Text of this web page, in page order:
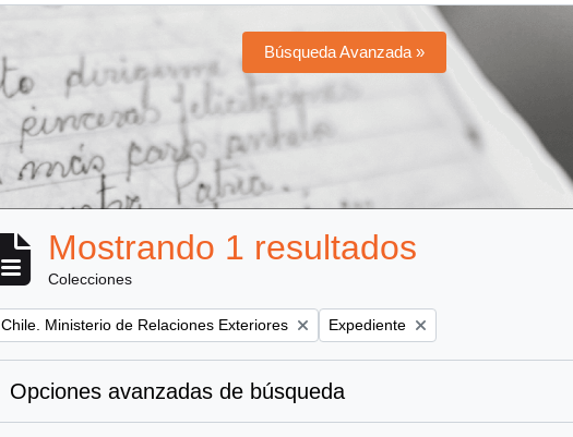
Búsqueda Avanzada »
Mostrando 1 resultados
Colecciones
Remove filter:
Chile. Ministerio de Relaciones Exteriores Remove filter:
Expediente
Opciones avanzadas de búsqueda